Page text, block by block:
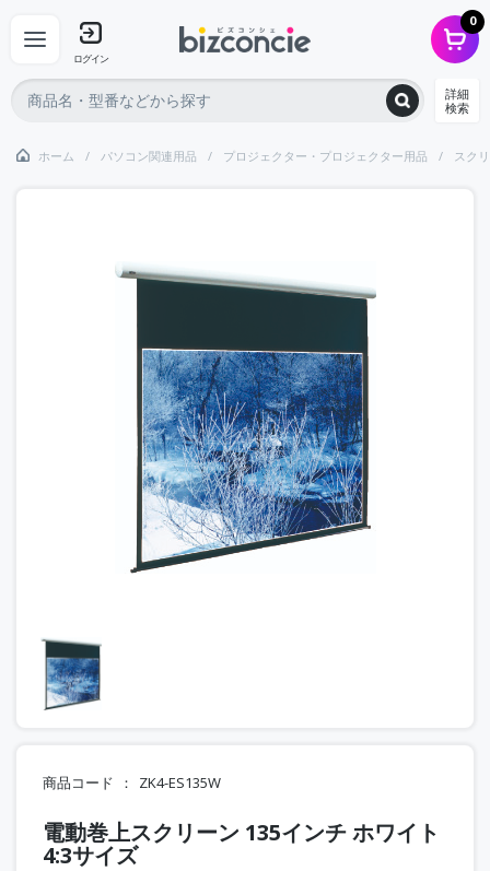
ログイン
0
詳細
検索
ホーム パソコン関連用品 プロジェクター・プロジェクター用品 スク
商品コード ZK4-ES135W
電動巻上スクリーン 135インチ ホワイト
4:3サイズ